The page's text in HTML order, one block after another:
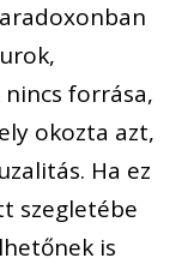
forrása,
okozta azt,
Ha ez
szegletébe
is